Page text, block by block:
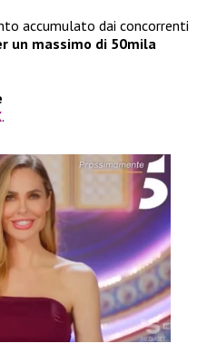
accumulato dai concorrenti
un massimo di 50mila
.